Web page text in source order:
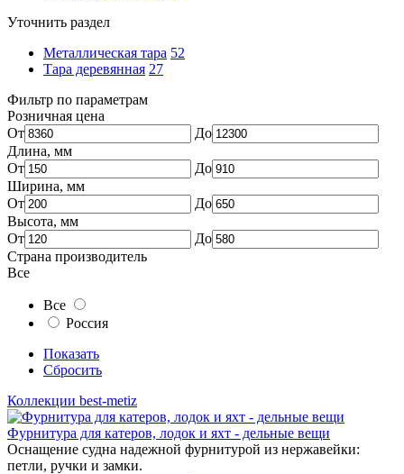
Уточнить раздел
Металлическая тара 52
Тара деревянная 27
Фильтр по параметрам
Розничная цена
От
До
Длина, мм
От
До
Ширина, мм
От
До
Высота, мм
От
До
Страна производитель
Все
Все
Россия
Показать
Сбросить
Коллекции best-metiz
Фурнитура для катеров, лодок и яхт - дельные вещи
Оснащение судна надежной фурнитурой из нержавейки:
петли, ручки и замки.